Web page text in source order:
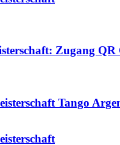
Zugang QR
Tango